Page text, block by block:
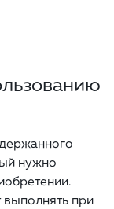
нужно
выполнять при